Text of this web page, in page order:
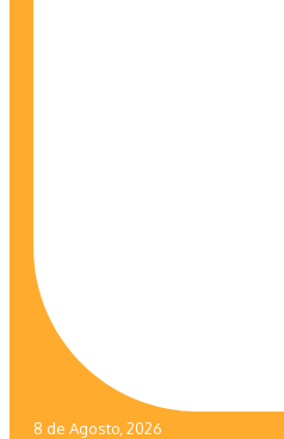
8 de Agosto, 2026